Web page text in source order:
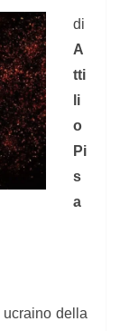
di
A
tti
li
o
Pi
s
a
della